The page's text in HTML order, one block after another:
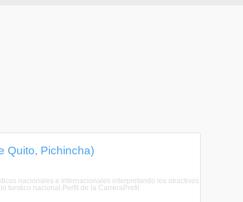
Quito, Pichincha)
nacionales e internacionales interpretando los atractivos
turstico nacional.Perfil de la CarreraPrefil